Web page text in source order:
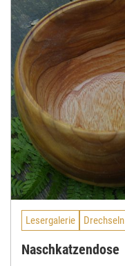
Lesergalerie Drechseln
Naschkatzendose